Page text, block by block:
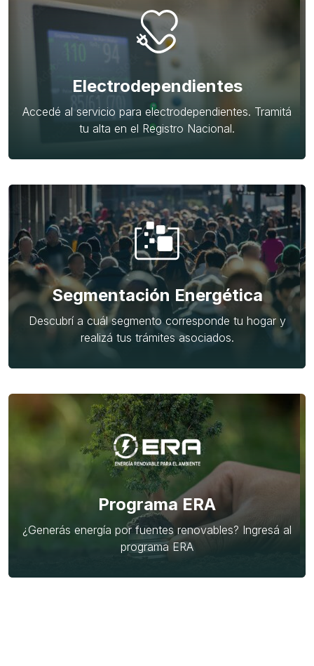
Electrodependientes
Accedé al servicio para electrodependientes. Tramitá
tu alta en el Registro Nacional.
Segmentación Energética
Descubrí a cuál segmento corresponde tu hogar y
realizá tus trámites asociados.
Programa ERA
¿Generás energía por fuentes renovables? Ingresá al
programa ERA